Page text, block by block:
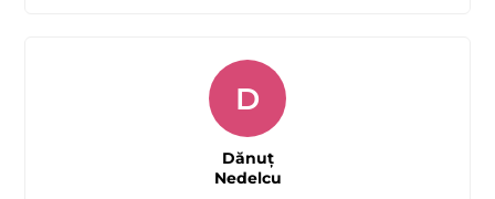
Tutorial Depilflax, epilare cu ceara de unica folosinta la
rezerve ROLL ON
D
Dănuț
Nedelcu